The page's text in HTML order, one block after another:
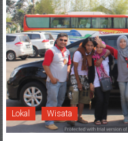
Lokal Wisata